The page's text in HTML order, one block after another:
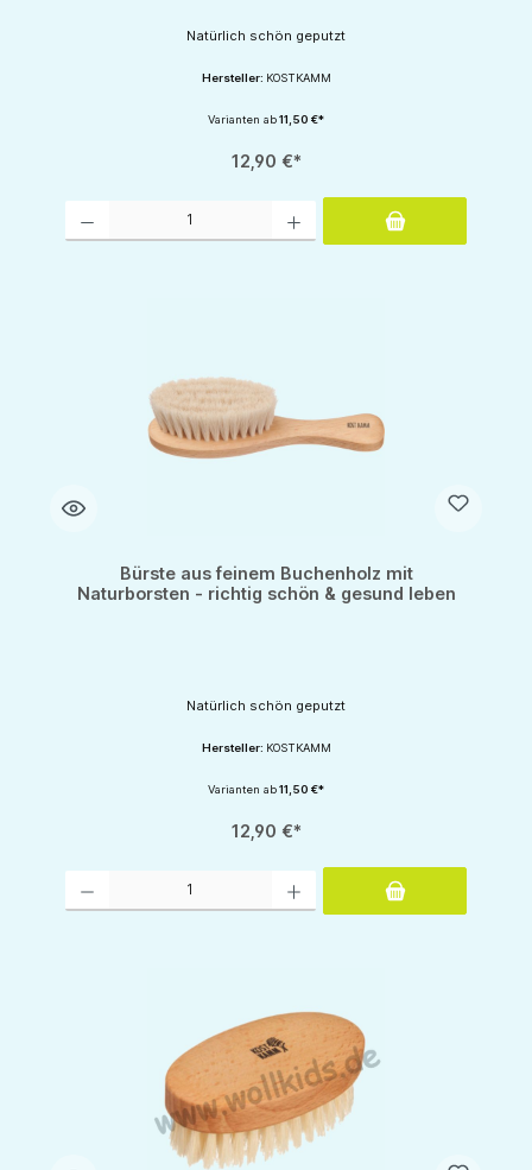
Natürlich schön geputzt
Hersteller: KOSTKAMM
Varianten ab11,50 €*
12,90 €*
Bürste aus feinem Buchenholz mit
Naturborsten - richtig schön & gesund leben
Natürlich schön geputzt
Hersteller: KOSTKAMM
Varianten ab11,50 €*
12,90 €*